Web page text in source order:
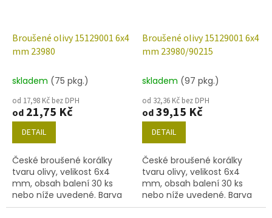
Broušené olivy 15129001 6x4
mm 23980
skladem (75 pkg.)
od 17,98 Kč bez DPH
od 21,75 Kč
DETAIL
České broušené korálky
tvaru olivy, velikost 6x4
mm, obsah balení 30 ks
nebo níže uvedené. Barva
černá
Broušené olivy 15129001 6x4
mm 23980/90215
skladem (97 pkg.)
od 32,36 Kč bez DPH
od39,15 Kč
DETAIL
České broušené korálky
tvaru olivy, velikost 6x4
mm, obsah balení 30 ks
nebo níže uvedené. Barva
černá s úpravou 90215